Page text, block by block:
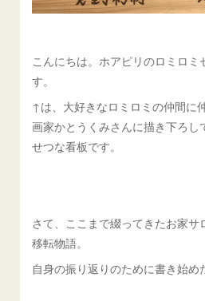
こんにちは。ホアピリのロミロ
す。
↑は、大好きなロミロミの仲間に
画家かとうくみさんに描き下ろし
せつな看板です。
さて、ここまで綴ってきたお家
移転物語。
自身の振り返りのために書き始め